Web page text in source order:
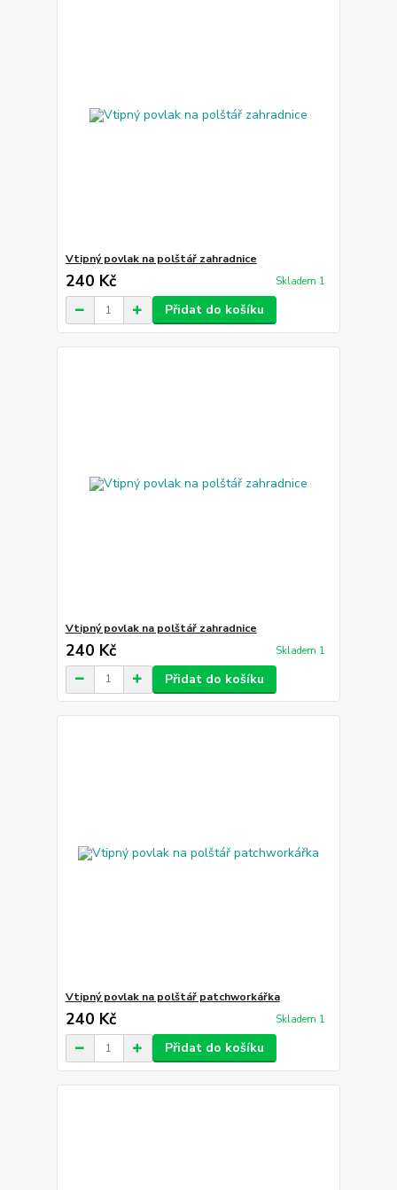
Vtipný povlak na polštář zahradnice
240 Kč Skladem 1
Přidat do košíku
Vtipný povlak na polštář zahradnice
240 Kč Skladem 1
Přidat do košíku
Vtipný povlak na polštář patchworkářka
240 Kč Skladem 1
Přidat do košíku